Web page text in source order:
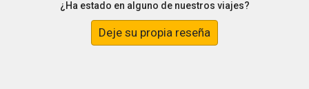
¿Ha estado en alguno de nuestros viajes?
Deje su propia reseña